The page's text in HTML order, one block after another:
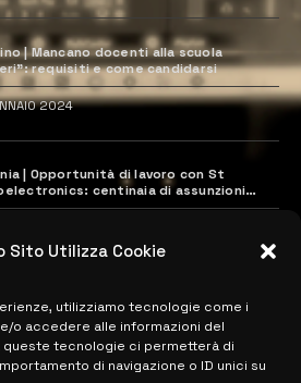
Sito Utilizza Cookie
utilizziamo tecnologie come i
o accedere alle informazioni del
queste tecnologie ci permetterà di
di navigazione o ID unici su
| Mancano docenti alla scuola
requisiti e come candidarsi
2024
| Opportunità di lavoro con St
centinaia di assunzioni